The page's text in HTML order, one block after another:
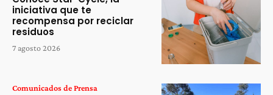
iniciativa que te
recompensa por reciclar
residuos
7 agosto 2026
Comunicados de Prensa